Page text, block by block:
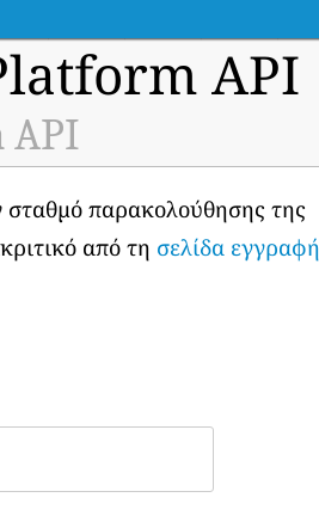
API
API
σταθμό παρακολούθησης της
από τη σελίδα